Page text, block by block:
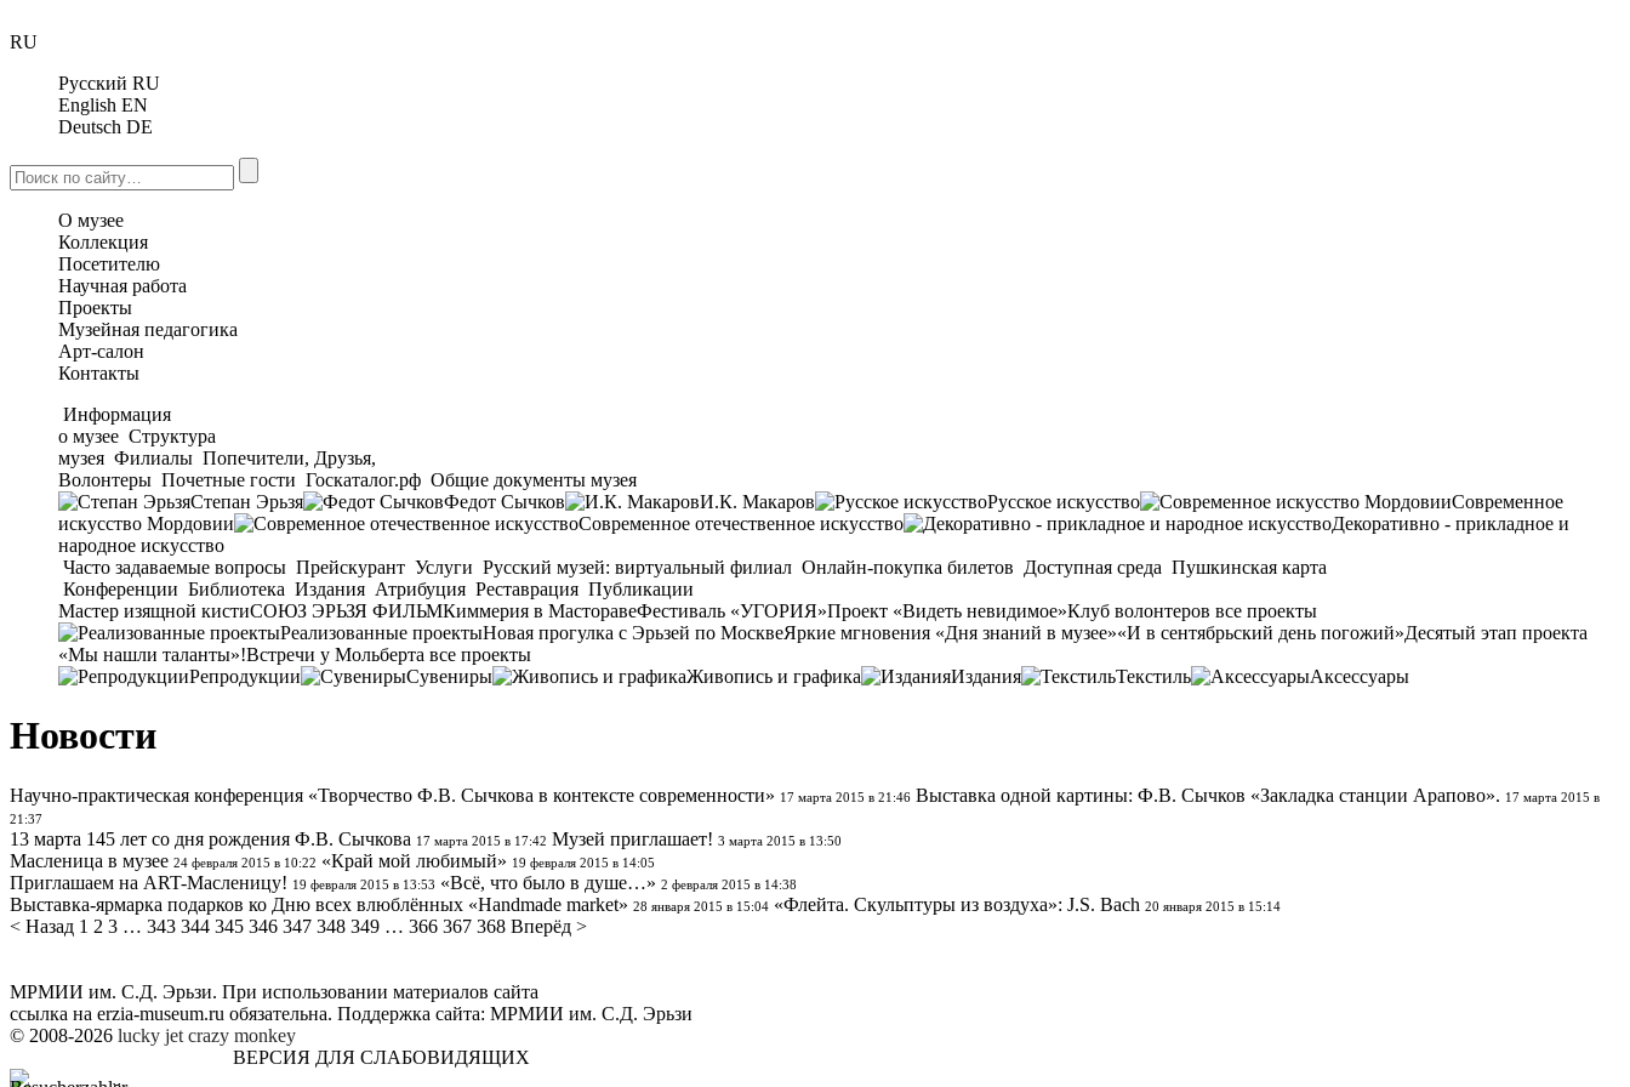
RU
Русский RU
English EN
Deutsch DE
О музее
Коллекция
Посетителю
Научная работа
Проекты
Музейная педагогика
Арт-салон
Контакты
Информация
о музее Структура
музея Филиалы Попечители, Друзья,
Волонтеры Почетные гости Госкаталог.рф Общие документы музея
Степан Эрьзя
Федот Сычков И.К. Макаров Русское искусство
Современное
искусство Мордовии
Современное отечественное искусство
Декоративно - прикладное и
народное искусство
Часто задаваемые вопросы Прейскурант Услуги Русский музей: виртуальный филиал Онлайн-покупка билетов Доступная среда Пушкинская карта
Конференции Библиотека Издания Атрибуция Реставрация Публикации
Мастер изящной кистиСОЮЗ ЭРЬЗЯ ФИЛЬМКиммерия в МасторавеФестиваль «УГОРИЯ»Проект «Видеть невидимое»Клуб волонтеров все проекты
Реализованные проектыНовая прогулка с Эрьзей по МосквеЯркие мгновения «Дня знаний в музее»«И в сентябрьский день погожий»Десятый этап проекта
«Мы нашли таланты»!Встречи у Мольберта все проекты
Репродукции
Сувениры Живопись и графика Издания Текстиль Аксессуары
Новости
Научно-практическая конференция «Творчество Ф.В. Сычкова в контексте современности» 17 марта 2015 в 21:46 Выставка одной картины: Ф.В. Сычков «Закладка станции Арапово». 17 марта 2015 в
21:37
13 марта 145 лет со дня рождения Ф.В. Сычкова 17 марта 2015 в 17:42 Музей приглашает! 3 марта 2015 в 13:50
Масленица в музее 24 февраля 2015 в 10:22 «Край мой любимый» 19 февраля 2015 в 14:05
Приглашаем на ART-Масленицу! 19 февраля 2015 в 13:53 «Всё, что было в душе…» 2 февраля 2015 в 14:38
Выставка-ярмарка подарков ко Дню всех влюблённых «Handmade market» 28 января 2015 в 15:04 «Флейта. Скульптуры из воздуха»: J.S. Bach 20 января 2015 в 15:14
< Назад 1 2 3 … 343 344 345 346 347 348 349 … 366 367 368 Вперёд >
МРМИИ им. С.Д. Эрьзи. При использовании материалов сайта
ссылка на erzia-museum.ru обязательна. Поддержка сайта: МРМИИ им. С.Д. Эрьзи
© 2008-2026 lucky jet crazy monkey
ВЕРСИЯ ДЛЯ СЛАБОВИДЯЩИХ